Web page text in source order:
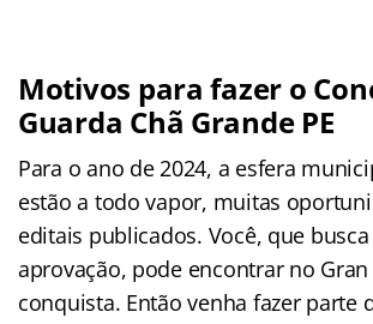
Motivos para fazer o
Guarda Chã Grande PE
Para o ano de 2024, a esfera
estão a todo vapor, muitas
editais publicados. Você, que
aprovação, pode encontrar no Gran
conquista. Então venha fazer parte